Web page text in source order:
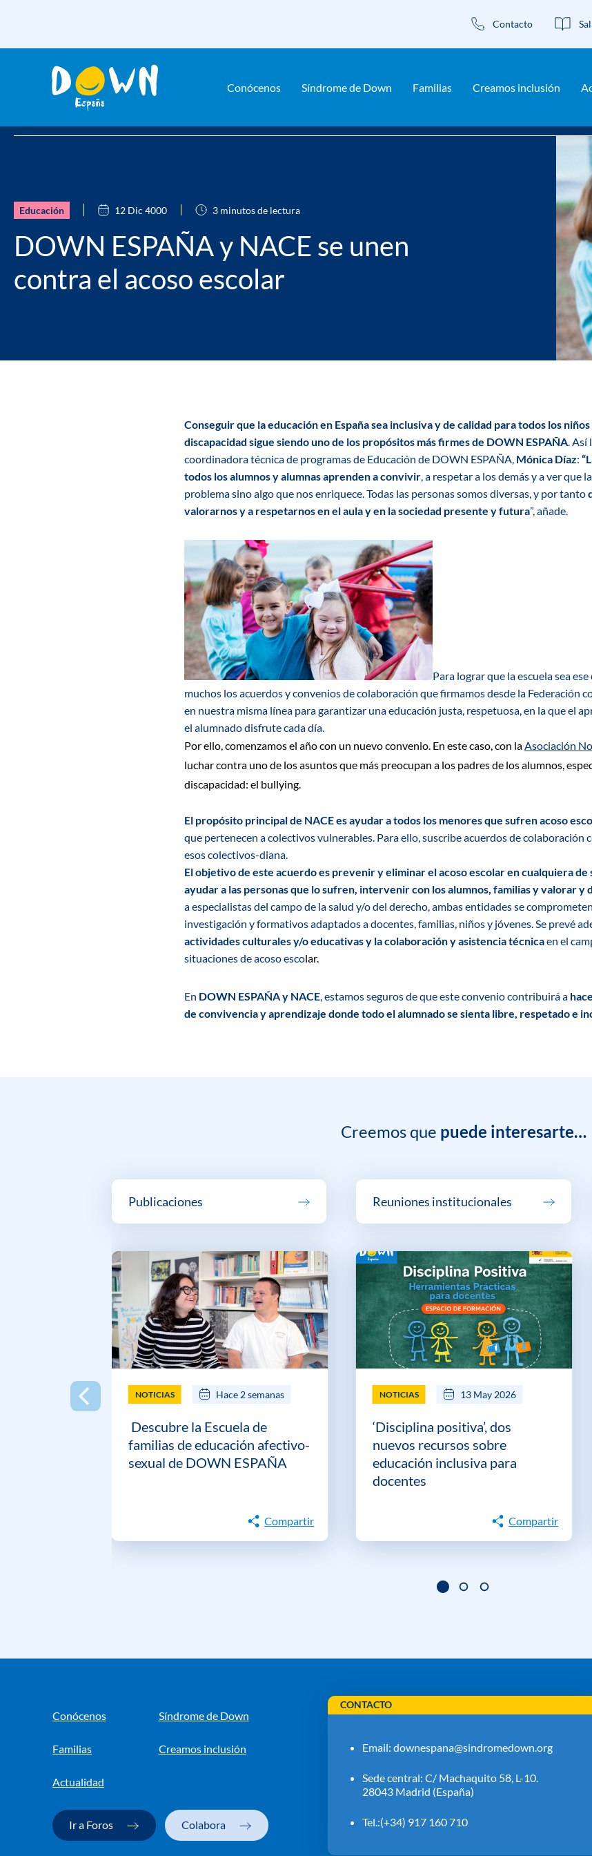
contenido
Conócenos Síndrome de Down Familias Creamos inclusión
Contacto
Educación 12 Dic 4000 3 minutos de lectura
DOWN ESPAÑA y NACE se unen
contra el acoso escolar
Conseguir que la educación en España sea inclusiva y de calidad para todos los
discapacidad sigue siendo uno de los propósitos más firmes de DOWN ESPAÑA. Así
coordinadora técnica de programas de Educación de DOWN ESPAÑA, Mónica Díaz: “L
todos los alumnos y alumnas aprenden a convivir, a respetar a los demás y a ver que
problema sino algo que nos enriquece. Todas las personas somos diversas, y por tanto
valorarnos y a respetarnos en el aula y en la sociedad presente y futura”, añade.
Para lograr que la escuela sea
muchos los acuerdos y convenios de colaboración que firmamos desde la Federación
en nuestra misma línea para garantizar unaeducación justa, respetuosa, en la que el
el alumnadodisfrute cada día.
Por ello,comenzamos el año con un nuevo convenio. En este caso, con laAsociación
lucharcontra uno de los asuntos que más preocupan a los padres de los alumnos,
discapacidad: el bullying.
El propósito principal de NACE es ayudar a todos los menores que sufren acoso
que pertenecen a colectivos vulnerables. Para ello, suscribe acuerdos de colaboración
esos colectivos-diana.
El objetivo de este acuerdo es prevenir y eliminar el acoso escolar encualquiera de
ayudar a las personas que losufren, intervenir con los alumnos, familias y valorar y
a especialistasdel campo de la salud y/o del derecho, ambas entidades se
investigación y formativos adaptados a docentes, familias, niños y jóvenes.Se prevé
actividades culturales y/o educativasy lacolaboración y asistencia técnicaen el
situaciones de acosoescolar.
En DOWN ESPAÑA y NACE, estamos seguros de que este convenio contribuirá a
de convivencia y aprendizaje donde todo el alumnado se sienta libre, respetado e
Creemos que puede interesarte…
Publicaciones Reuniones institucionales
NOTICIAS Hace 2 semanas
Descubre la Escuela de
familias de educación afectivo-
sexual de DOWN ESPAÑA
Compartir
NOTICIAS 13 May 2026
‘Disciplina positiva’, dos
nuevos recursos sobre
educación inclusiva para
docentes
Compartir
Conócenos Síndrome de Down
Familias Creamos inclusión
Actualidad
Ir a Foros Colabora
CONTACTO
Email:downespana@sindromedown.org
Sede central: C/ Machaquito 58, L-10.
28043 Madrid (España)
Tel.:(+34) 917 160 710